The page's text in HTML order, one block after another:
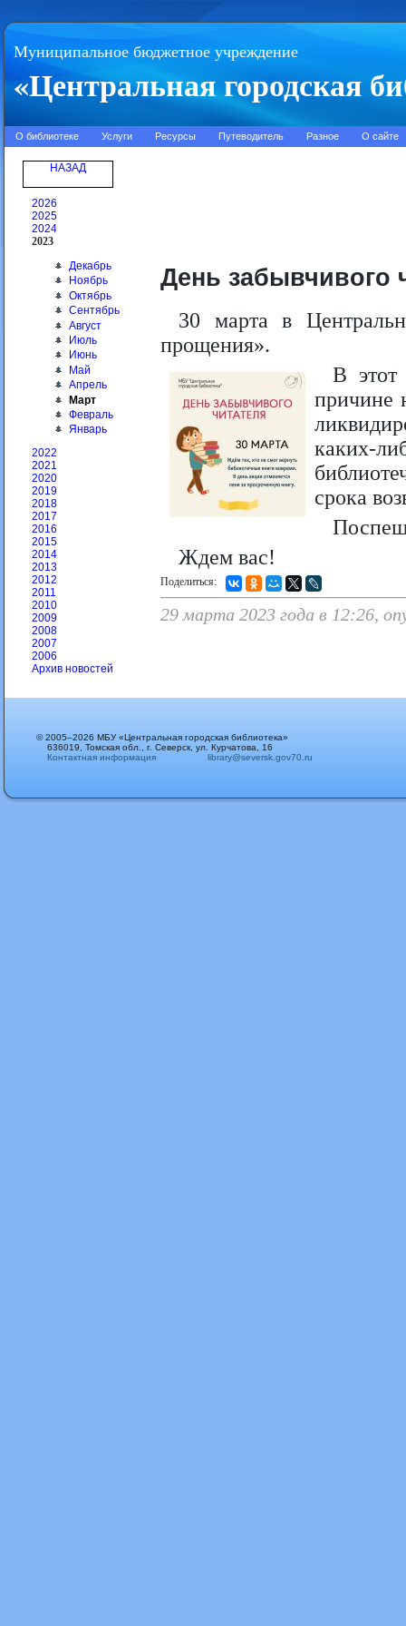
Муниципальное бюджетное учреждение
«Центральная городская
О библиотеке Услуги Ресурсы Путеводитель Разное О сайте
НАЗАД
2026
2025
2024
2023
Декабрь
Ноябрь
Октябрь
Сентябрь
Август
Июль
Июнь
Май
Апрель
Март
Февраль
Январь
2022
2021
2020
2019
2018
2017
2016
2015
2014
2013
2012
2011
2010
2009
2008
2007
2006
Архив новостей
День забывчивого
30 марта в
прощения».
В этот
причине
каких-
срока
Ждем вас!
Поделиться:
29 марта 2023 года в 12:26,
© 2005–2026 МБУ «Центральная городская библиотека»
636019, Томская обл., г. Северск, ул. Курчатова, 16
Контактная информация
library@seversk.gov70.ru